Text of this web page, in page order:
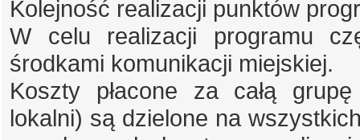
Kolejność realizacji punktów
W celu realizacji programu
środkami komunikacji miejskiej.
Koszty płacone za całą
lokalni) są dzielone na